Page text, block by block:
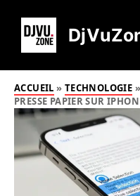
contenu
ACCUEIL » TECHNOLOGIE
PRESSE PAPIER SUR